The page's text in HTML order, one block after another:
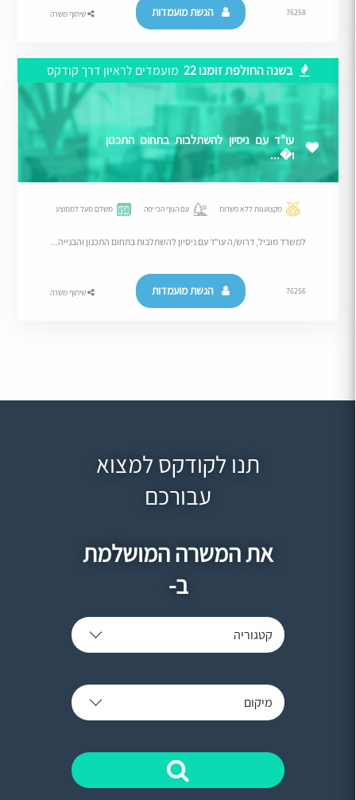
76258 הגשת מועמדות שיתוף משרה
בשנה החולפת זומנו 22 מועמדים לראיון דרך קודקס
עו"ד עם ניסיון להשתלבות בתחום התכנון
ו�...
מקצוענות ללא פשרות עם הנוף הכי יפה משלם מעל לממוצע
למשרד מוביל, דרוש/ה עו"ד עם ניסיון להשתלבות בתחום התכנון והבנייה...
76256 הגשת מועמדות שיתוף משרה
תנו לקודקס למצוא
עבורכם
את המשרה המושלמת
ב-
קטגוריה
מיקום